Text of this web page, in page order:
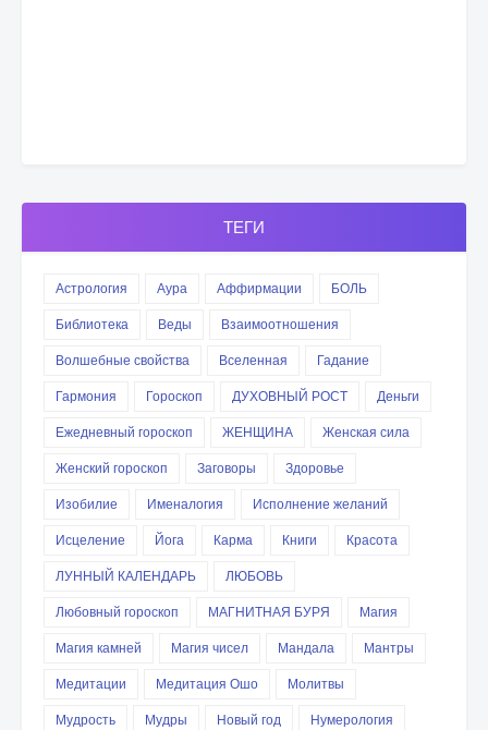
ТЕГИ
Астрология Аура Аффирмации
БОЛЬ
Библиотека
Веды
Взаимоотношения
Волшебные свойства
Вселенная
Гадание
Гармония
Гороскоп ДУХОВНЫЙ РОСТ
Деньги
Ежедневный гороскоп
ЖЕНЩИНА
Женская сила
Женский гороскоп
Заговоры
Здоровье
Изобилие
Именалогия
Исполнение желаний
Исцеление
Йога Карма Книги
Красота
ЛУННЫЙ КАЛЕНДАРЬ
ЛЮБОВЬ
Любовный гороскоп
МАГНИТНАЯ БУРЯ
Магия
Магия камней
Магия чисел Мандала
Мантры
Медитации
Медитация Ошо
Молитвы
Мудрость
Мудры Новый год
Нумерология